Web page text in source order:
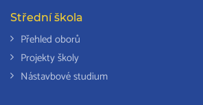
Střední škola
Přehled oborů
Projekty školy
Nástavbové studium